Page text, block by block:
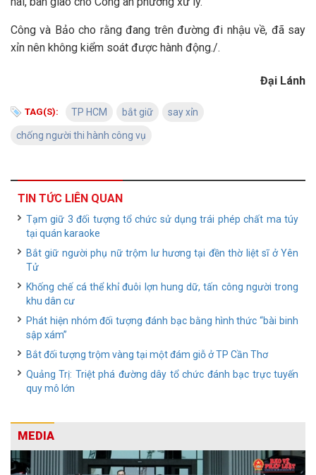
Công và Bảo cho rằng đang trên đường đi nhậu về, đã say
xỉn nên không kiểm soát được hành động./.
Đại Lánh
TAG(S): TP HCM bắt giữ say xỉn
chống người thi hành công vụ
TIN TỨC LIÊN QUAN
Tạm giữ 3 đối tượng tổ chức sử dụng trái phép chất ma túy
tại quán karaoke
Bắt giữ người phụ nữ trộm lư hương tại đền thờ liệt sĩ ở Yên
Tử
Khống chế cá thể khỉ đuôi lợn hung dữ, tấn công người trong
khu dân cư
Phát hiện nhóm đối tượng đánh bạc bằng hình thức “bài binh
sập xám”
Bắt đối tượng trộm vàng tại một đám giỗ ở TP Cần Thơ
Quảng Trị: Triệt phá đường dây tổ chức đánh bạc trực tuyến
quy mô lớn
MEDIA